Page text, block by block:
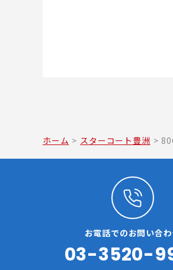
ホーム > スターコート豊洲 >
お電話でのお問い合
03-3520-